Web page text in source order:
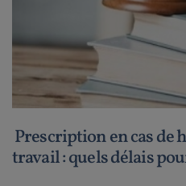
Prescription en cas de
travail : quels délais